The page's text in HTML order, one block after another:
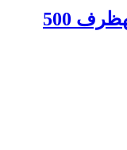
لانچ باکس میوه آرمانی بهظرف 500